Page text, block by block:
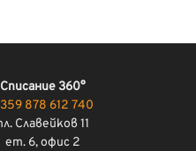
Списание 360°
878 612 740
Славейков 11
ет. 6, офис 2